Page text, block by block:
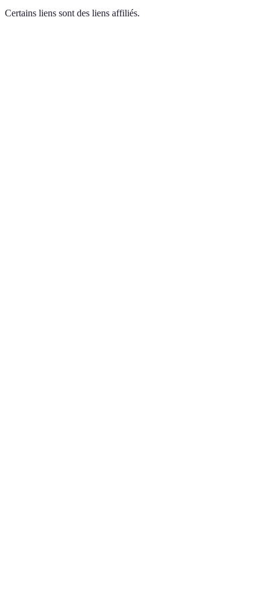
Certains liens sont des liens affiliés.